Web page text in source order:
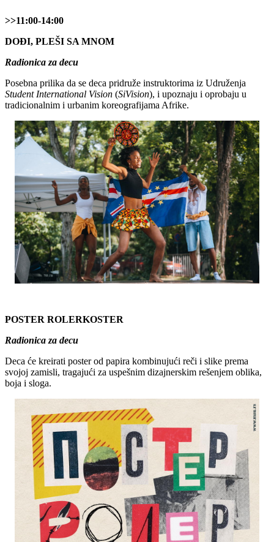
>>11:00-14:00
DOĐI, PLEŠI SA MNOM
Radionica za decu
Posebna prilika da se deca pridruže instruktorima iz Udruženja
Student International Vision (SiVision), i upoznaju i oprobaju u
tradicionalnim i urbanim koreografijama Afrike.
POSTER ROLERKOSTER
Radionica za decu
Deca će kreirati poster od papira kombinujući reči i slike prema
svojoj zamisli, tragajući za uspešnim dizajnerskim rešenjem oblika,
boja i sloga.